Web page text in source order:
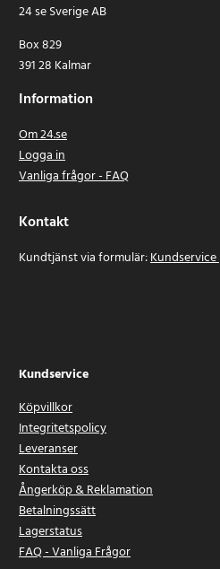
24 se Sverige AB
Box 829
391 28 Kalmar
Information
Om 24.se
Logga in
Vanliga frågor - FAQ
Kontakt
Kundtjänst via formulär:Kundservice
Kundservice
Köpvillkor
Integritetspolicy
Leveranser
Kontakta oss
Ångerköp & Reklamation
Betalningssätt
Lagerstatus
FAQ - Vanliga Frågor